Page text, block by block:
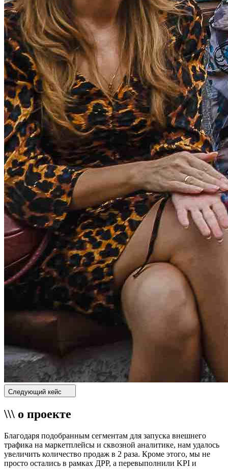
Следующий кейс
\\\ о проекте
Благодаря подобранным сегментам для запуска внешнего
трафика на маркетплейсы и сквозной аналитике, нам удалось
увеличить количество продаж в 2 раза. Кроме этого, мы не
просто остались в рамках ДРР, а перевыполнили KPI и